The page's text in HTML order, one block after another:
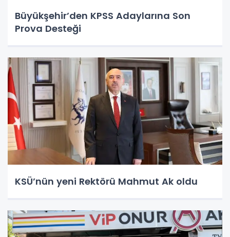
Büyükşehir’den KPSS Adaylarına Son
Prova Desteği
KSÜ’nün yeni Rektörü Mahmut Ak oldu